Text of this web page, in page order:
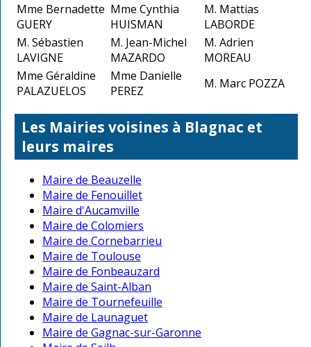
Mme Bernadette
GUERY
Mme Cynthia
HUISMAN
M. Mattias
LABORDE
M. Sébastien
LAVIGNE
M. Jean-Michel
MAZARDO
M. Adrien
MOREAU
Mme Géraldine
PALAZUELOS
Mme Danielle
PEREZ
M. Marc POZZA
Les Mairies voisines à Blagnac et
leurs maires
Maire de Beauzelle
Maire de Fenouillet
Maire d'Aucamville
Maire de Colomiers
Maire de Cornebarrieu
Maire de Toulouse
Maire de Fonbeauzard
Maire de Saint-Alban
Maire de Tournefeuille
Maire de Launaguet
Maire de Gagnac-sur-Garonne